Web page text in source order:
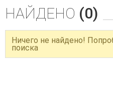
НАЙДЕНО (0)
Ничего не найдено!
поиска